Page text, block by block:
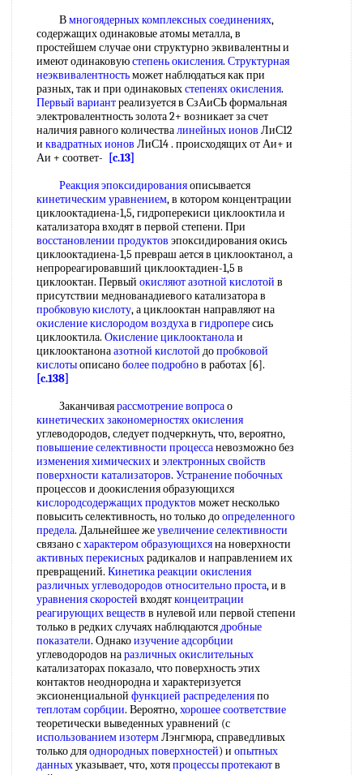
Вмногоядерных комплексных соединениях,
содержащих одинаковые атомы металла, в
простейшем случае они структурно эквивалентны и
имеют одинаковуюстепень окисления. Структурная
неэквивалентностьможет наблюдаться как при
разных, так и при одинаковыхстепенях окисления.
Первый вариантреализуется в СзАиСЬ формальная
электровалентность золота 2+ возникает за счет
наличия равного количествалинейных ионов ЛиС12
и квадратных ионов ЛиС14 . происходящих от Аи+ и
Аи + соответ-
[c.13]
Реакция эпоксидированияописывается
кинетическим уравнением, в котором концентрации
циклооктадиена-1,5, гидроперекиси циклооктила и
катализатора входят в первой степени. При
восстановлении продуктов эпоксидирования окись
циклооктадиена-1,5 превраш ается в циклооктанол, а
непрореагировавший циклооктадиен-1,5 в
циклооктан. Первый окисляют азотной кислотой в
присутствии меднованадиевого катализатора в
пробковую кислоту, а циклооктан направляют на
окисление кислородом воздухав гидропересись
циклооктила. Окисление циклооктанолаи
циклооктанонаазотной кислотой допробковой
кислотыописаноболее подробнов работах [6].
[c.138]
Заканчиваярассмотрение вопросао
кинетических закономерностях окисления
углеводородов, следует подчеркнуть, что, вероятно,
повышение селективности процессаневозможно без
изменения химическихи электронных свойств
поверхности катализаторов. Устранение побочных
процессов и доокисления образующихся
кислородсодержащих продуктов может несколько
повысить селективность, но только доопределенного
предела. Дальнейшее жеувеличение селективности
связано схарактером образующихсяна новерхности
активных перекисныхрадикалов и направлением их
превращений. Кинетика реакции окисления
различных углеводородов относительно проста, и в
уравнения скоростей входятконцеитрации
реагирующих веществ в нулевой или первой степени
только в редких случаях наблюдаютсядробные
показатели. Однакоизучение адсорбции
углеводородов наразличных окислительных
катализаторах показало, что поверхность этих
контактов неоднородна и характеризуется
эксионенциальной функцией распределенияпо
теплотам сорбции. Вероятно,хорошее соответствие
теоретически выведенных уравнений (с
использованием изотермЛэнгмюра, справедливых
только дляоднородных поверхностей) и опытных
данныхуказывает, что, хотяпроцессы протекаютв